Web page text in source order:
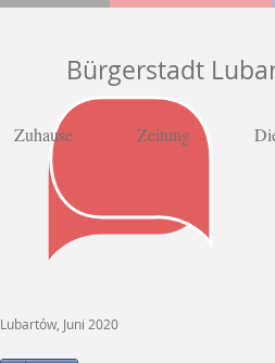
Bürgerstadt
Zuhause Zeitung
Lubartów, Juni 2020